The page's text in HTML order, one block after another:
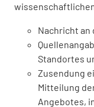
Nachricht
Standortes
Zusendung
Mitteilung
Angebotes,